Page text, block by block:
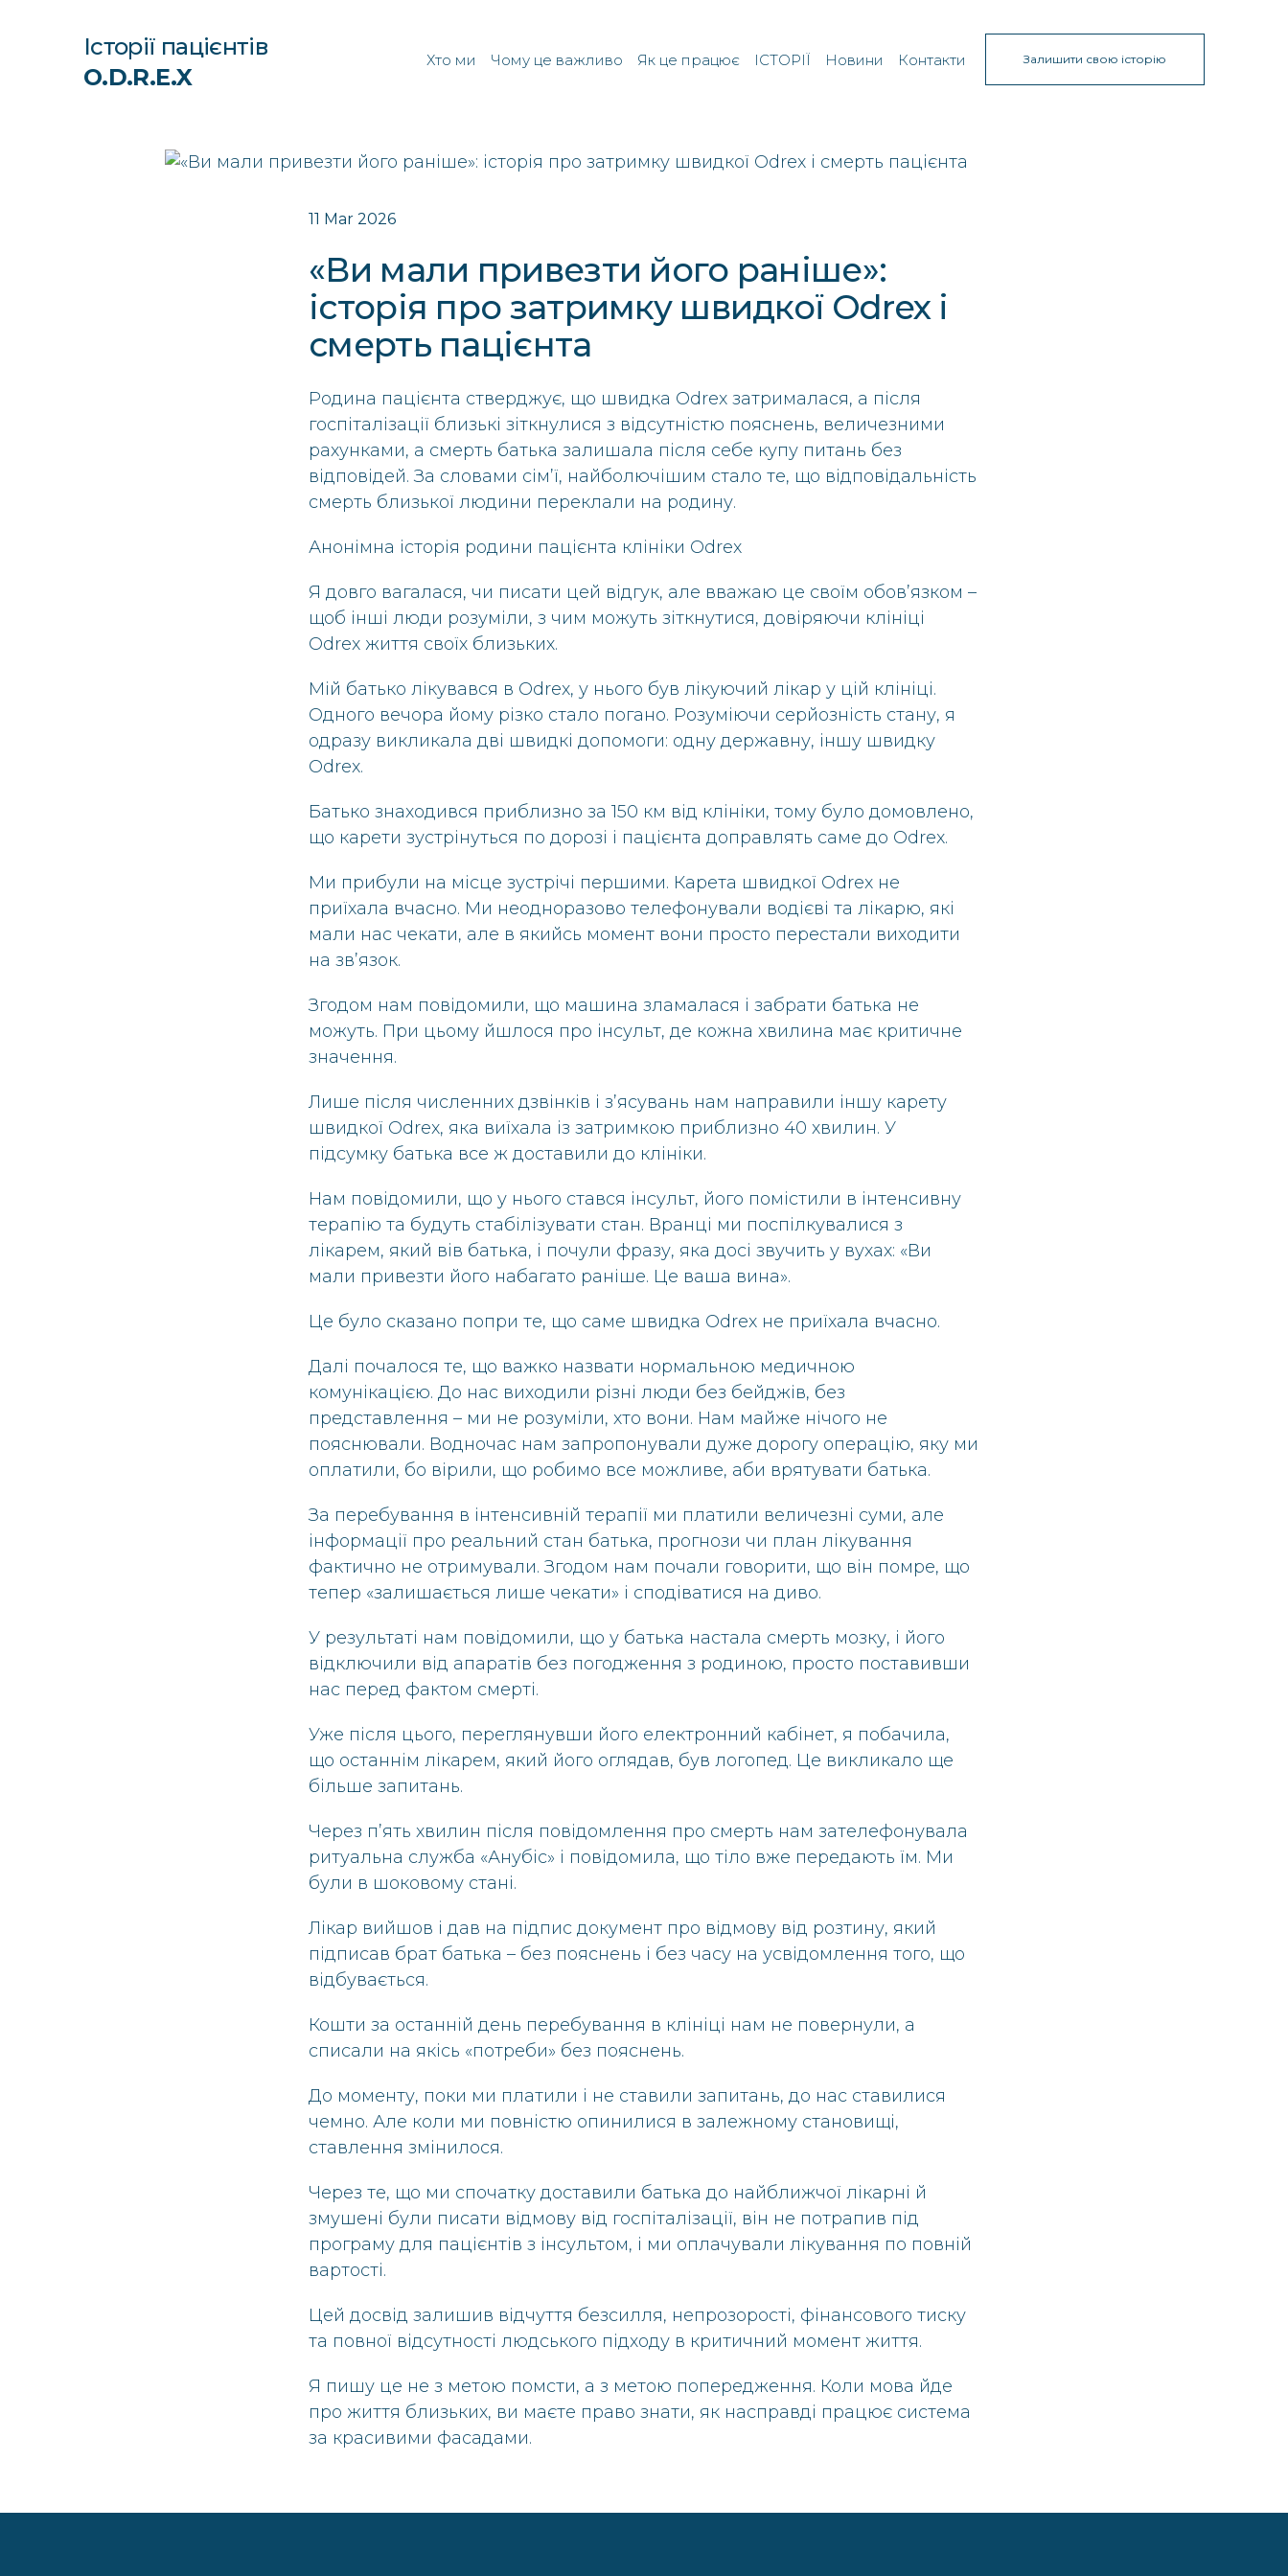
Історії пацієнтів
O.D.R.E.X
Хто ми Чому це важливо Як це працює ІСТОРІЇ Новини Контакти Залишити свою історію
11 Mar 2026
«Ви мали привезти його раніше»:
історія про затримку швидкої Odrex і
смерть пацієнта
Родина пацієнта стверджує, що швидка Odrex затрималася, а після
госпіталізації близькі зіткнулися з відсутністю пояснень, величезними
рахунками, а смерть батька залишала після себе купу питань без
відповідей. За словами сім’ї, найболючішим стало те, що відповідальність
смерть близької людини переклали на родину.
Анонімна історія родини пацієнта клініки Odrex
Я довго вагалася, чи писати цей відгук, але вважаю це своїм обов’язком –
щоб інші люди розуміли, з чим можуть зіткнутися, довіряючи клініці
Odrex життя своїх близьких.
Мій батько лікувався в Odrex, у нього був лікуючий лікар у цій клініці.
Одного вечора йому різко стало погано. Розуміючи серйозність стану, я
одразу викликала дві швидкі допомоги: одну державну, іншу швидку
Odrex.
Батько знаходився приблизно за 150 км від клініки, тому було домовлено,
що карети зустрінуться по дорозі і пацієнта доправлять саме до Odrex.
Ми прибули на місце зустрічі першими. Карета швидкої Odrex не
приїхала вчасно. Ми неодноразово телефонували водієві та лікарю, які
мали нас чекати, але в якийсь момент вони просто перестали виходити
на зв’язок.
Згодом нам повідомили, що машина зламалася і забрати батька не
можуть. При цьому йшлося про інсульт, де кожна хвилина має критичне
значення.
Лише після численних дзвінків і з’ясувань нам направили іншу карету
швидкої Odrex, яка виїхала із затримкою приблизно 40 хвилин. У
підсумку батька все ж доставили до клініки.
Нам повідомили, що у нього стався інсульт, його помістили в інтенсивну
терапію та будуть стабілізувати стан. Вранці ми поспілкувалися з
лікарем, який вів батька, і почули фразу, яка досі звучить у вухах: «Ви
мали привезти його набагато раніше. Це ваша вина».
Це було сказано попри те, що саме швидка Odrex не приїхала вчасно.
Далі почалося те, що важко назвати нормальною медичною
комунікацією. До нас виходили різні люди без бейджів, без
представлення – ми не розуміли, хто вони. Нам майже нічого не
пояснювали. Водночас нам запропонували дуже дорогу операцію, яку ми
оплатили, бо вірили, що робимо все можливе, аби врятувати батька.
За перебування в інтенсивній терапії ми платили величезні суми, але
інформації про реальний стан батька, прогнози чи план лікування
фактично не отримували. Згодом нам почали говорити, що він помре, що
тепер «залишається лише чекати» і сподіватися на диво.
У результаті нам повідомили, що у батька настала смерть мозку, і його
відключили від апаратів без погодження з родиною, просто поставивши
нас перед фактом смерті.
Уже після цього, переглянувши його електронний кабінет, я побачила,
що останнім лікарем, який його оглядав, був логопед. Це викликало ще
більше запитань.
Через п’ять хвилин після повідомлення про смерть нам зателефонувала
ритуальна служба «Анубіс» і повідомила, що тіло вже передають їм. Ми
були в шоковому стані.
Лікар вийшов і дав на підпис документ про відмову від розтину, який
підписав брат батька – без пояснень і без часу на усвідомлення того, що
відбувається.
Кошти за останній день перебування в клініці нам не повернули, а
списали на якісь «потреби» без пояснень.
До моменту, поки ми платили і не ставили запитань, до нас ставилися
чемно. Але коли ми повністю опинилися в залежному становищі,
ставлення змінилося.
Через те, що ми спочатку доставили батька до найближчої лікарні й
змушені були писати відмову від госпіталізації, він не потрапив під
програму для пацієнтів з інсультом, і ми оплачували лікування по повній
вартості.
Цей досвід залишив відчуття безсилля, непрозорості, фінансового тиску
та повної відсутності людського підходу в критичний момент життя.
Я пишу це не з метою помсти, а з метою попередження. Коли мова йде
про життя близьких, ви маєте право знати, як насправді працює система
за красивими фасадами.